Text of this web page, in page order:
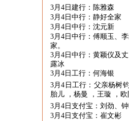
3月 4 日建行：陈雅森
3月 4 日中行：静好全家
3月 4 日中行：沈元新
3月 4 日中行：傅顺玉、
家。
3月 4 日中行：黄颖仪及
露冰
3月 4 日工行：何海银
3月4 日工行：父亲杨树
胎儿 ，杨曼 ，王璇 ，
3月 4 日支付宝：刘劲、
3月 4 日支付宝：崔文彬